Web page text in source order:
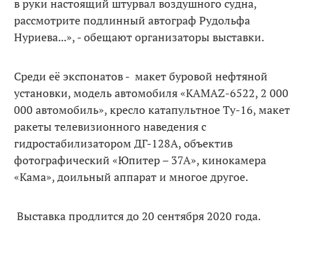
в руки настоящий штурвал воздушного судна,
рассмотрите подлинный автограф Рудольфа
Нуриева...», - обещают организаторы выставки.
Среди её экспонатов - макет буровой нефтяной
установки, модель автомобиля «KAMAZ-6522, 2 000
000 автомобиль», кресло катапультное Ту-16, макет
ракеты телевизионного наведения с
гидростабилизатором ДГ-128А, объектив
фотографический «Юпитер – 37А», кинокамера
«Кама», доильный аппарат и многое другое.
Выставка продлится до 20 сентября 2020 года.